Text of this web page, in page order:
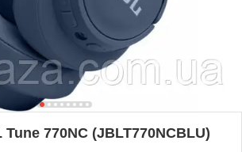
770NC (JBLT770NCBLU)